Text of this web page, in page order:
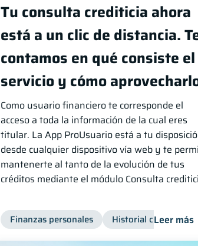
Tu consulta crediticia ahora
está a un clic de distancia.
contamos en qué consiste el
servicio y cómo
Como usuario financiero te corresponde el
acceso a toda la información de la cual eres
titular. La App ProUsuario está a tu
desde cualquier dispositivo vía web y te
mantenerte al tanto de la evolución de tus
créditos mediante el módulo Consulta
Finanzas personales Historial crediticio
Leer más